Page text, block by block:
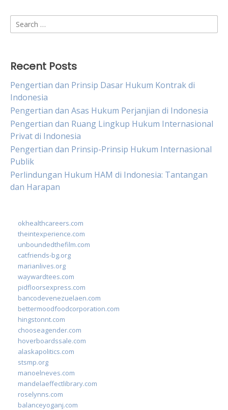
Search
for:
Recent Posts
Pengertian dan Prinsip Dasar Hukum Kontrak di
Indonesia
Pengertian dan Asas Hukum Perjanjian di Indonesia
Pengertian dan Ruang Lingkup Hukum Internasional
Privat di Indonesia
Pengertian dan Prinsip-Prinsip Hukum Internasional
Publik
Perlindungan Hukum HAM di Indonesia: Tantangan
dan Harapan
okhealthcareers.com
theintexperience.com
unboundedthefilm.com
catfriends-bg.org
marianlives.org
waywardtees.com
pidfloorsexpress.com
bancodevenezuelaen.com
bettermoodfoodcorporation.com
hingstonnt.com
chooseagender.com
hoverboardssale.com
alaskapolitics.com
stsmp.org
manoelneves.com
mandelaeffectlibrary.com
roselynns.com
balanceyoganj.com